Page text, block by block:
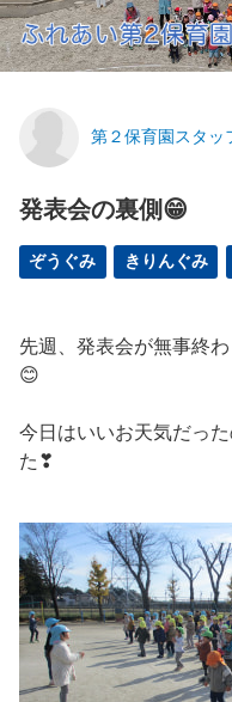
第２保育園スタッ
発表会の裏側😁
ぞうぐみ きりんぐみ
先週、発表会が無事終
😊
今日はいいお天気だっ
た❣